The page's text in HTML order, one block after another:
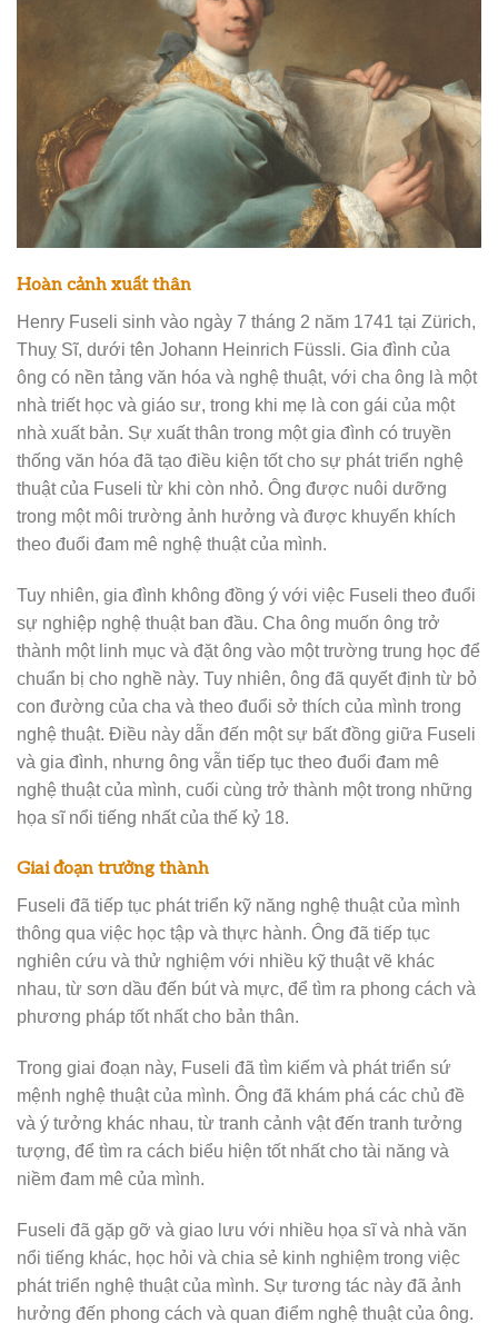
Hoàn cảnh xuất thân
Henry Fuseli sinh vào ngày 7 tháng 2 năm 1741 tại Zürich,
Thuỵ Sĩ, dưới tên Johann Heinrich Füssli. Gia đình của
ông có nền tảng văn hóa và nghệ thuật, với cha ông là một
nhà triết học và giáo sư, trong khi mẹ là con gái của một
nhà xuất bản. Sự xuất thân trong một gia đình có truyền
thống văn hóa đã tạo điều kiện tốt cho sự phát triển nghệ
thuật của Fuseli từ khi còn nhỏ. Ông được nuôi dưỡng
trong một môi trường ảnh hưởng và được khuyến khích
theo đuổi đam mê nghệ thuật của mình.
Tuy nhiên, gia đình không đồng ý với việc Fuseli theo đuổi
sự nghiệp nghệ thuật ban đầu. Cha ông muốn ông trở
thành một linh mục và đặt ông vào một trường trung học để
chuẩn bị cho nghề này. Tuy nhiên, ông đã quyết định từ bỏ
con đường của cha và theo đuổi sở thích của mình trong
nghệ thuật. Điều này dẫn đến một sự bất đồng giữa Fuseli
và gia đình, nhưng ông vẫn tiếp tục theo đuổi đam mê
nghệ thuật của mình, cuối cùng trở thành một trong những
họa sĩ nổi tiếng nhất của thế kỷ 18.
Giai đoạn trưởng thành
Fuseli đã tiếp tục phát triển kỹ năng nghệ thuật của mình
thông qua việc học tập và thực hành. Ông đã tiếp tục
nghiên cứu và thử nghiệm với nhiều kỹ thuật vẽ khác
nhau, từ sơn dầu đến bút và mực, để tìm ra phong cách và
phương pháp tốt nhất cho bản thân.
Trong giai đoạn này, Fuseli đã tìm kiếm và phát triển sứ
mệnh nghệ thuật của mình. Ông đã khám phá các chủ đề
và ý tưởng khác nhau, từ tranh cảnh vật đến tranh tưởng
tượng, để tìm ra cách biểu hiện tốt nhất cho tài năng và
niềm đam mê của mình.
Fuseli đã gặp gỡ và giao lưu với nhiều họa sĩ và nhà văn
nổi tiếng khác, học hỏi và chia sẻ kinh nghiệm trong việc
phát triển nghệ thuật của mình. Sự tương tác này đã ảnh
hưởng đến phong cách và quan điểm nghệ thuật của ông.